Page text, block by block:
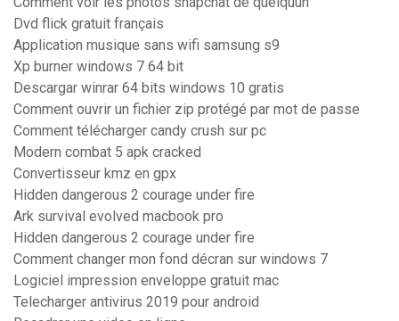
Dvd flick gratuit français
Application musique sans wifi samsung s9
Xp burner windows 7 64 bit
Descargar winrar 64 bits windows 10 gratis
Comment ouvrir un fichier zip protégé par mot de passe
Comment télécharger candy crush sur pc
Modern combat 5 apk cracked
Convertisseur kmz en gpx
Hidden dangerous 2 courage under fire
Ark survival evolved macbook pro
Hidden dangerous 2 courage under fire
Comment changer mon fond décran sur windows 7
Logiciel impression enveloppe gratuit mac
Telecharger antivirus 2019 pour android